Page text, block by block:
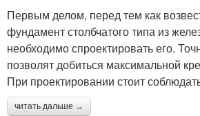
Первым делом, перед тем как
фундамент столбчатого типа из
необходимо спроектировать его.
позволят добиться максимальной
При проектировании стоит
читать дальше →